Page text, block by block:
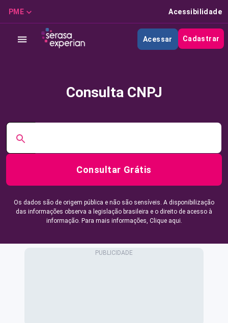
PME Acessibilidade
Acessar Cadastrar
Consulta CNPJ
Consultar Grátis
Os dados são de origem pública e não são sensíveis. A disponibilização
das informações observa a legislação brasileira e o direito de acesso à
informação. Para mais informações, Clique aqui.